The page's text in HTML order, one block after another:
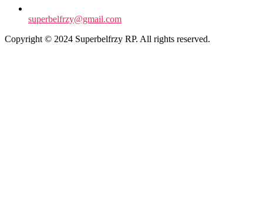
superbelfrzy@gmail.com
Copyright © 2024 Superbelfrzy RP. All rights reserved.